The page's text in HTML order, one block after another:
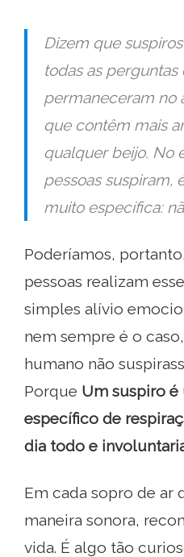
Dizem que
todas as perguntas
permaneceram no
que contêm mais
qualquer beijo. No
pessoas suspiram,
muito específica:
Poderíamos,
pessoas realizam
simples alívio
nem sempre é o
humano não
Porque Um suspiro
específico de
dia todo e
Em cada sopro de ar
maneira sonora,
vida. É algo tão